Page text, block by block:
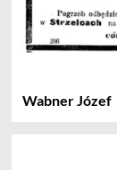
Wabner Józef